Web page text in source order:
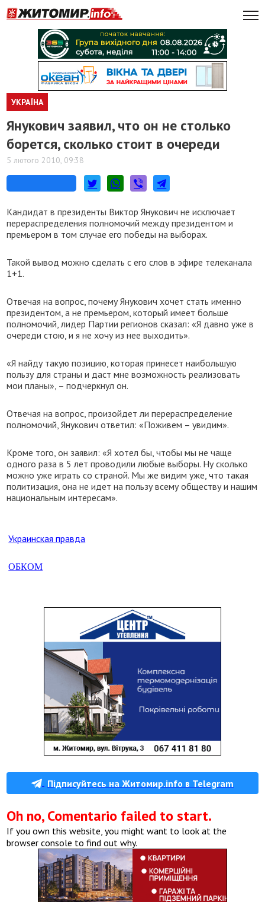
УКРАЇНА
Янукович заявил, что он не столько
борется, сколько стоит в очереди
5 лютого 2010, 09:38
Кандидат в президенты Виктор Янукович не исключает
перераспределения полномочий между президентом и
премьером в том случае его победы на выборах.
Такой вывод можно сделать с его слов в эфире телеканала
1+1.
Отвечая на вопрос, почему Янукович хочет стать именно
президентом, а не премьером, который имеет больше
полномочий, лидер Партии регионов сказал: «Я давно уже в
очереди стою, и я не хочу из нее выходить».
«Я найду такую позицию, которая принесет наибольшую
пользу для страны и даст мне возможность реализовать
мои планы», – подчеркнул он.
Отвечая на вопрос, произойдет ли перераспределение
полномочий, Янукович ответил: «Поживем – увидим».
Кроме того, он заявил: «Я хотел бы, чтобы мы не чаще
одного раза в 5 лет проводили любые выборы. Ну сколько
можно уже играть со страной. Мы же видим уже, что такая
политизация, она не идет на пользу всему обществу и нашим
национальным интересам».
Украинская правда
ОБКОМ
Підписуйтесь на Житомир.info в Telegram
Oh no, Comentario failed to start.
If you own this website, you might want to look at the
browser console to find out why.